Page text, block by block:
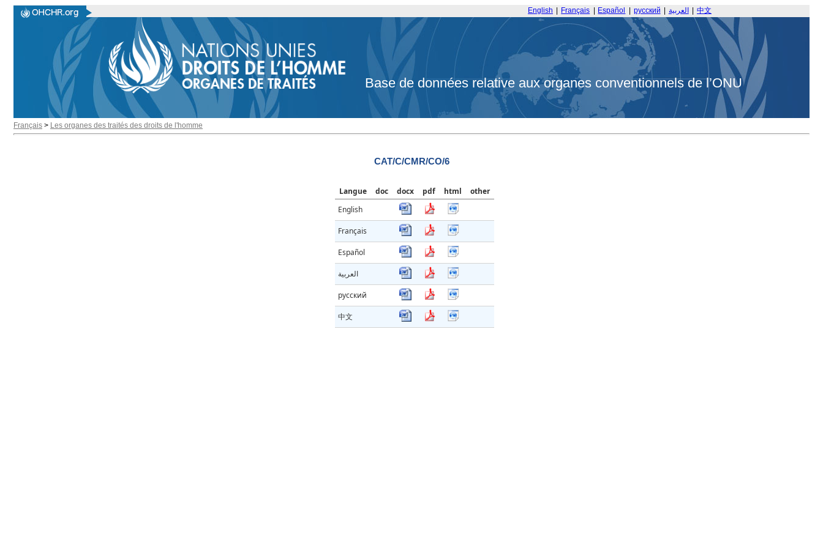
English Français Español русский العربية 中文
Base de données relative aux organes conventionnels de l’ONU
Français > Les organes des traités des droits de l'homme
CAT/C/CMR/CO/6
Langue doc docx pdf html
other
English
Français
Español
العربية
русский
中文